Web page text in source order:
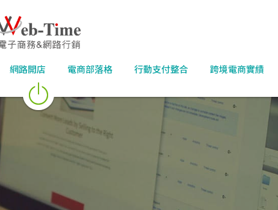
網路開店 電商部落格 行動支付整合 跨境電商實績